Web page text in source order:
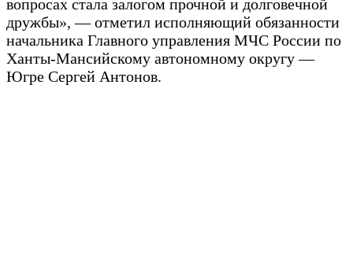
вопросах стала залогом прочной и долговечной
дружбы», — отметил исполняющий обязанности
начальника Главного управления МЧС России по
Ханты-Мансийскому автономному округу —
Югре Сергей Антонов.